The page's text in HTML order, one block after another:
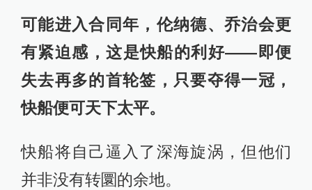
可能进入合同年，伦纳德、乔治会更
有紧迫感，这是快船的利好——即便
失去再多的首轮签，只要夺得一冠，
快船便可天下太平。
快船将自己逼入了深海旋涡，但他们
并非没有转圜的余地。